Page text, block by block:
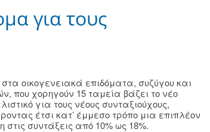
για τους
οικογενειακά επιδόματα, συζύγου και
που χορηγούν 15 ταμεία βάζει το νέο
για τους νέους συνταξιούχους,
έτσι κατ’ έμμεσο τρόπο μια επιπλέον
στις συντάξεις από 10% ως 18%.